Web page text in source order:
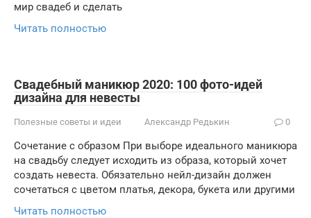
мир свадеб и сделать
Читать полностью
Свадебный маникюр 2020: 100 фото-идей
дизайна для невесты
Полезные советы и идеи Александр Редькин 0
Сочетание с образом При выборе идеального маникюра
на свадьбу следует исходить из образа, который хочет
создать невеста. Обязательно нейл-дизайн должен
сочетаться с цветом платья, декора, букета или другими
Читать полностью